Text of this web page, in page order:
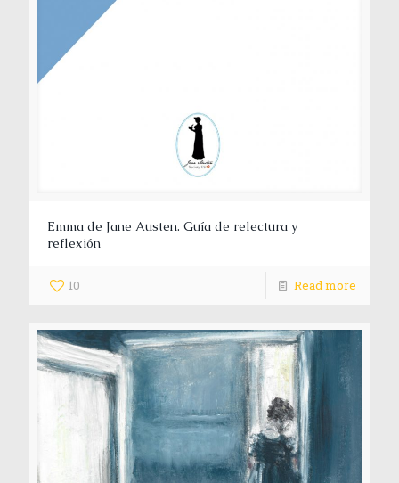
Emma de Jane Austen. Guía de relectura y
reflexión
10 Read more